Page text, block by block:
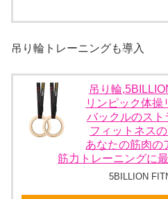
吊り輪トレーニングも導入
吊り輪
リンピック体操
バックルのスト
フィットネス
あなたの筋肉の
筋力トレーニングに
5BILLION